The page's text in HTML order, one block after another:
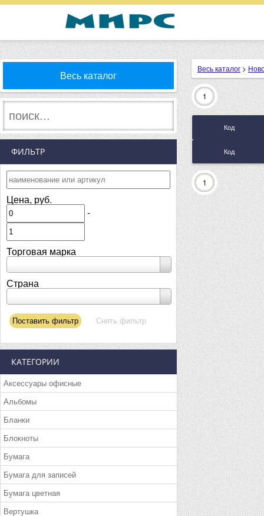
Весь каталог
ФИЛЬТР
Цена, руб.
-
Торговая марка
Страна
КАТЕГОРИИ
Аксессуары офисные
Альбомы
Бланки
Блокноты
Бумага
Бумага для записей
Бумага цветная
Вертушка
Весь каталог >
1
Код
Код
1